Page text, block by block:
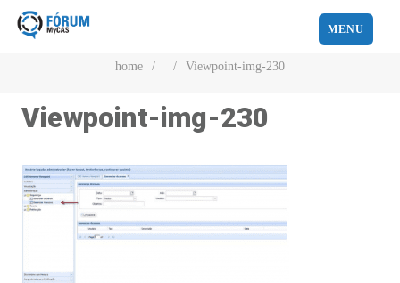
MENU
home / / Viewpoint-img-230
Viewpoint-img-230